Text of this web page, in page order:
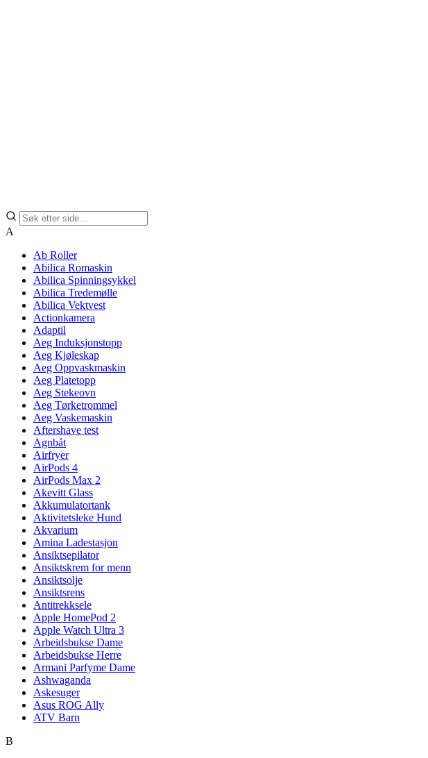
A
Ab Roller
Abilica Romaskin
Abilica Spinningsykkel
Abilica Tredemølle
Abilica Vektvest
Actionkamera
Adaptil
Aeg Induksjonstopp
Aeg Kjøleskap
Aeg Oppvaskmaskin
Aeg Platetopp
Aeg Stekeovn
Aeg Tørketrommel
Aeg Vaskemaskin
Aftershave test
Agnbåt
Airfryer
AirPods 4
AirPods Max 2
Akevitt Glass
Akkumulatortank
Aktivitetsleke Hund
Akvarium
Amina Ladestasjon
Ansiktsepilator
Ansiktskrem for menn
Ansiktsolje
Ansiktsrens
Antitrekksele
Apple HomePod 2
Apple Watch Ultra 3
Arbeidsbukse Dame
Arbeidsbukse Herre
Armani Parfyme Dame
Ashwaganda
Askesuger
Asus ROG Ally
ATV Barn
B